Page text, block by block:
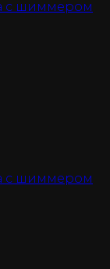
с шиммером
с шиммером